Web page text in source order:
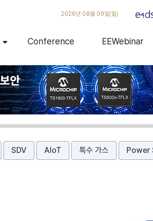
2026년 08월 09일(일)
Conference EEWebinar
SDV AIoT 특수 가스 Power